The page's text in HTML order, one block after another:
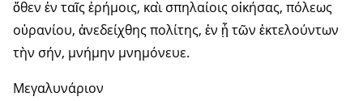
ὅθεν ἐν ταῖς ἐρήμοις, καὶ σπηλαίοις οἰκήσας, πόλεως
οὐρανίου, ἀνεδείχθης πολίτης, ἐν ᾗ τῶν ἐκτελούντων
τὴν σήν, μνήμην μνημόνευε.
Μεγαλυνάριον